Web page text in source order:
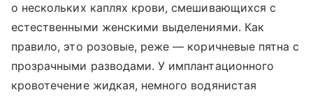
о нескольких каплях крови, смешивающихся с
естественными женскими выделениями. Как
правило, это розовые, реже — коричневые пятна с
прозрачными разводами. У имплантационного
кровотечение жидкая, немного водянистая